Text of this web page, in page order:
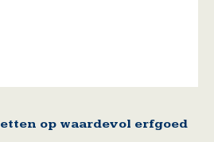
op waardevol erfgoed